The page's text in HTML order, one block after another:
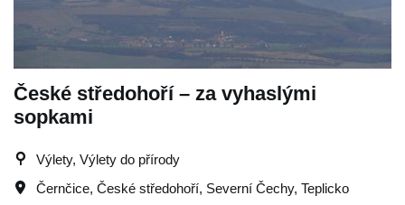
České středohoří – za vyhaslými
sopkami
Výlety, Výlety do přírody
Černčice, České středohoří, Severní Čechy, Teplicko